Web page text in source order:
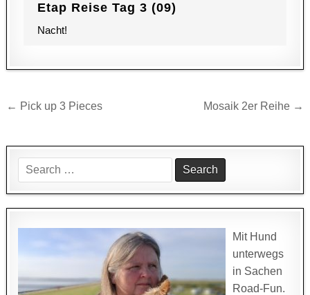
Etap Reise Tag 3 (09)
Nacht!
Beitragsnavigation
← Pick up 3 Pieces Mosaik 2er Reihe →
Search
for:
Mit Hund
unterwegs
in Sachen
Road-Fun.